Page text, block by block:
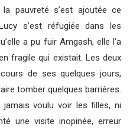
la pauvreté s’est ajoutée ce
s’est réfugiée dans les
a pu fuir Amgash, elle l’a
fragile qui existait. Les deux
de ses quelques jours,
tomber quelques barrières.
jamais voulu voir les filles, ni
une visite inopinée, erreur